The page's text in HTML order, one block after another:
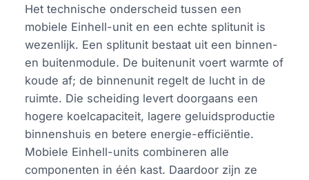
Het technische onderscheid tussen een
mobiele Einhell-unit en een echte splitunit is
wezenlijk. Een splitunit bestaat uit een binnen-
en buitenmodule. De buitenunit voert warmte of
koude af; de binnenunit regelt de lucht in de
ruimte. Die scheiding levert doorgaans een
hogere koelcapaciteit, lagere geluidsproductie
binnenshuis en betere energie-efficiëntie.
Mobiele Einhell-units combineren alle
componenten in één kast. Daardoor zijn ze